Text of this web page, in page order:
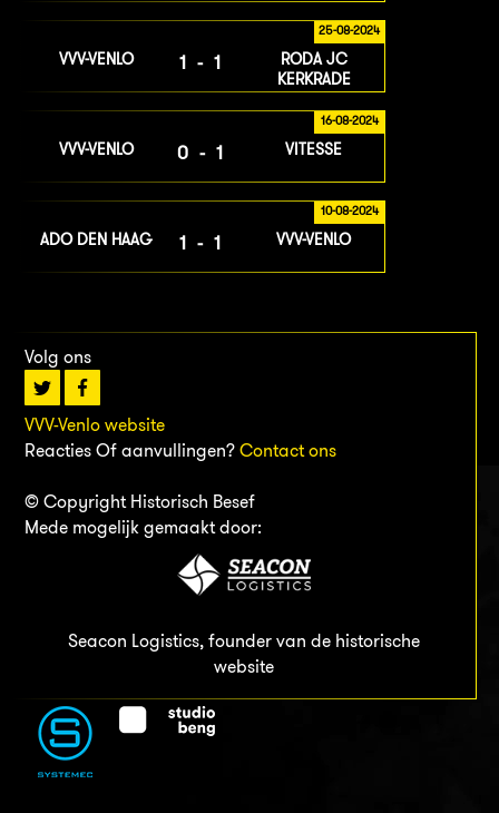
25-08-2024
VVV-VENLO 1-1
RODA JC
KERKRADE
16-08-2024
VVV-VENLO 0-1 VITESSE
10-08-2024
ADO DEN HAAG 1-1 VVV-VENLO
Volg ons
VVV-Venlo website
Reacties Of aanvullingen? Contact ons
© Copyright Historisch Besef
Mede mogelijk gemaakt door:
Seacon Logistics, founder van de historische
website